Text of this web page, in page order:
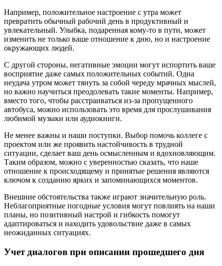
Например, положительное настроение с утра может
превратить обычный рабочий день в продуктивный и
увлекательный. Улыбка, подаренная кому-то в пути, может
изменить не только ваше отношение к дню, но и настроение
окружающих людей.
С другой стороны, негативные эмоции могут испортить ваше
восприятие даже самых положительных событий. Одна
неудача утром может тянуть за собой череду мрачных мыслей,
но важно научиться преодолевать такие моменты. Например,
вместо того, чтобы расстраиваться из-за пропущенного
автобуса, можно использовать это время для прослушивания
любимой музыки или аудиокниги.
Не менее важны и наши поступки. Выбор помочь коллеге с
проектом или же проявить настойчивость в трудной
ситуации, сделает ваш день осмысленным и вдохновляющим.
Таким образом, можно с уверенностью сказать, что наше
отношение к происходящему и принятые решения являются
ключом к созданию ярких и запоминающихся моментов.
Внешние обстоятельства также играют значительную роль.
Неблагоприятные погодные условия могут повлиять на наши
планы, но позитивный настрой и гибкость помогут
адаптироваться и находить удовольствие даже в самых
неожиданных ситуациях.
Учет диалогов при описании прошедшего дня